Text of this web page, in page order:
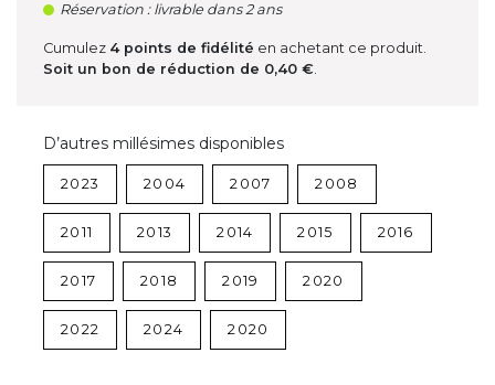
Réservation : livrable dans 2 ans
Cumulez 4points de fidélité en achetant ce produit.
Soit un bon de réduction de 0,40 €.
D’autres millésimes disponibles
2023 2004 2007 2008
2011 2013 2014 2015 2016
2017 2018 2019 2020
2022 2024 2020